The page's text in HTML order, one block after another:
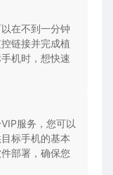
在不到一分钟
链接并完成植
机时，想快速
服务，您可以
标手机的基本
部署，确保您